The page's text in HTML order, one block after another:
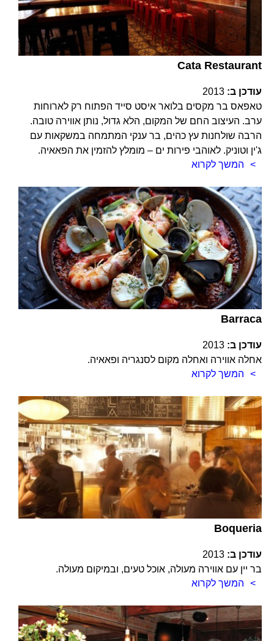
Cata Restaurant
עודכן ב: 2013
טאפאס בר מקסים בלואר איסט סייד הפתוח רק לארוחות
ערב. העיצוב החם של המקום, הלא גדול, נותן אווירה טובה.
הרבה שולחנות עץ כהים, בר ענקי המתמחה במשקאות עם
ג'ין וטוניק. לאוהבי פירות ים – מומלץ להזמין את הפאאיה.
המשך לקרוא
Barraca
עודכן ב: 2013
אחלה אווירה ואחלה מקום לסנגריה ופאאיה.
המשך לקרוא
Boqueria
עודכן ב: 2013
בר יין עם אווירה מעולה, אוכל טעים, ובמיקום מעולה.
המשך לקרוא